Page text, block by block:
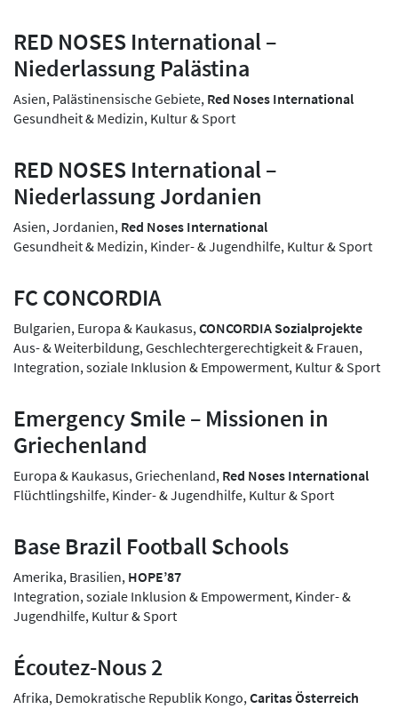
RED NOSES International –
Niederlassung Palästina
Asien, Palästinensische Gebiete, Red Noses International
Gesundheit & Medizin, Kultur & Sport
RED NOSES International –
Niederlassung Jordanien
Asien, Jordanien, Red Noses International
Gesundheit & Medizin, Kinder- & Jugendhilfe, Kultur & Sport
FC CONCORDIA
Bulgarien, Europa & Kaukasus, CONCORDIA Sozialprojekte
Aus- & Weiterbildung, Geschlechtergerechtigkeit & Frauen,
Integration, soziale Inklusion & Empowerment, Kultur & Sport
Emergency Smile – Missionen in
Griechenland
Europa & Kaukasus, Griechenland, Red Noses International
Flüchtlingshilfe, Kinder- & Jugendhilfe, Kultur & Sport
Base Brazil Football Schools
Amerika, Brasilien, HOPE’87
Integration, soziale Inklusion & Empowerment, Kinder- &
Jugendhilfe, Kultur & Sport
Écoutez-Nous 2
Afrika, Demokratische Republik Kongo, Caritas Österreich